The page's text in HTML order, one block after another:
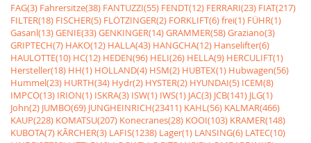
FAG(3) Fahrersitze(38) FANTUZZI(55) FENDT(12) FERRARI(23) FIAT(217)
FILTER(18) FISCHER(5) FLÖTZINGER(2) FORKLIFT(6)frei(1) FÜHR(1)
Gasanl(13)GENIE(33)GENKINGER(14)GRAMMER(58)Graziano(3)
GRIPTECH(7) HAKO(12) HALLA(43) HANGCHA(12) Hanselifter(6)
HAULOTTE(10) HC(12) HEDEN(96) HELI(26) HELLA(9) HERCULIFT(1)
Hersteller(18) HH(1) HOLLAND(4) HSM(2) HUBTEX(1) Hubwagen(56)
Hummel(23) HURTH(34) Hydr(2) HYSTER(2) HYUNDAI(5) ICEM(8)
IMPCO(13) IRION(1) ISKRA(3) ISW(1) IWS(1) JAC(3) JCB(141) JLG(1)
John(2) JUMBO(69) JUNGHEINRICH(23411) KAHL(56) KALMAR(466)
KAUP(228) KOMATSU(207) Konecranes(28) KOOI(103) KRAMER(148)
KUBOTA(7) KÃRCHER(3) LAFIS(1238) Lager(1) LANSING(6) LATEC(10)